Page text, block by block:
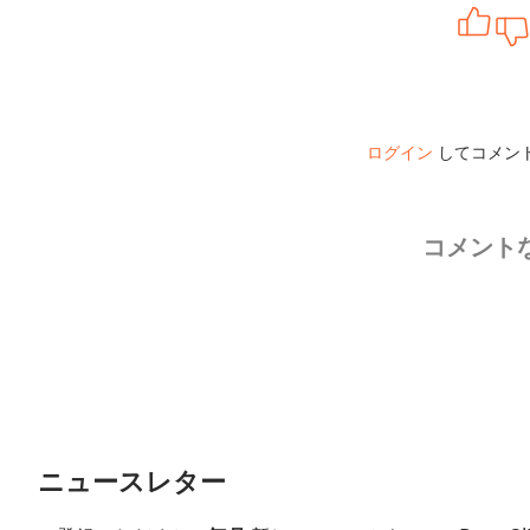
ログイン してコメン
コメント
ニュースレター